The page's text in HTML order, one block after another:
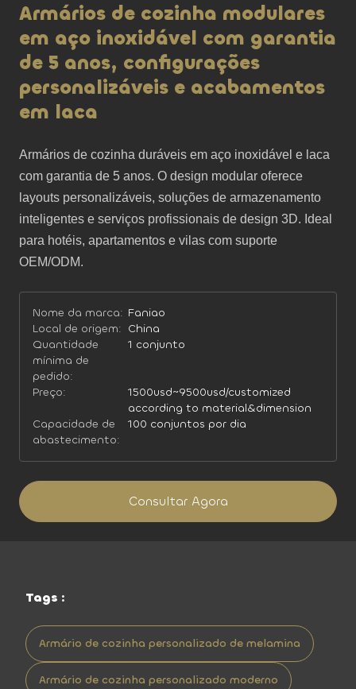
Armários de cozinha modulares
em aço inoxidável com garantia
de 5 anos, configurações
personalizáveis e acabamentos
em laca
Armários de cozinha duráveis ​​em aço inoxidável e laca
com garantia de 5 anos. O design modular oferece
layouts personalizáveis, soluções de armazenamento
inteligentes e serviços profissionais de design 3D. Ideal
para hotéis, apartamentos e vilas com suporte
OEM/ODM.
Nome da marca: Faniao
Local de origem: China
Quantidade
mínima de
pedido:
1 conjunto
Preço:
1500usd~9500usd/customized
according to material&dimension
Capacidade de
abastecimento:
100 conjuntos por dia
Consultar Agora
Tags :
Armário de cozinha personalizado de melamina
Armário de cozinha personalizado moderno